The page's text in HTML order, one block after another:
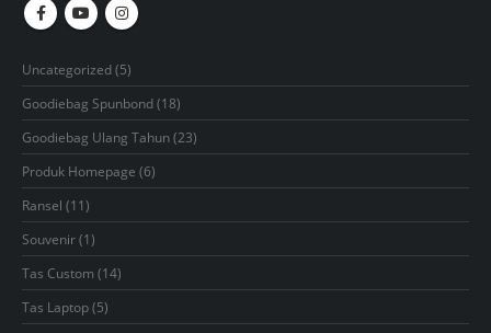
Uncategorized 55
products
Goodiebag Spunbond 1818
products
Goodiebag Ulang Tahun 2323
products
Produk Homepage 66
products
Ransel 1111
products
Souvenir 11
product
Tas Custom 1414
products
Tas Laptop 55
products